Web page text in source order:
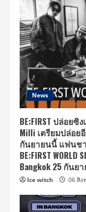
News
BE:FIRST ปล่อยซิง
Milli เตรียมปล่อยอี
กันยายนนี้ แฟนช
BE:FIRST WORLD
Bangkok 25 กัน
Ice witch 06 สิง